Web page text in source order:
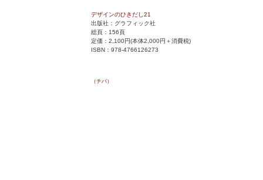
デザインのひきだし21
出版社：グラフィック社
総頁：156頁
定価：2,100円(本体2,000円＋消費税)
ISBN：978-4766126273
（チバ）